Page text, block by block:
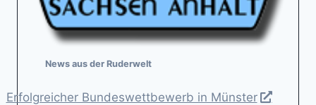
News aus der Ruderwelt
Erfolgreicher Bundeswettbewerb in Münster